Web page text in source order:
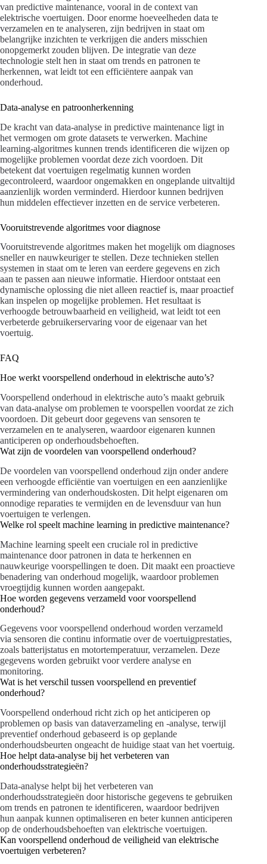
van predictive maintenance, vooral in de context van
elektrische voertuigen. Door enorme hoeveelheden data te
verzamelen en te analyseren, zijn bedrijven in staat om
belangrijke inzichten te verkrijgen die anders misschien
onopgemerkt zouden blijven. De integratie van deze
technologie stelt hen in staat om trends en patronen te
herkennen, wat leidt tot een efficiëntere aanpak van
onderhoud.
Data-analyse en patroonherkenning
De kracht van data-analyse in predictive maintenance ligt in
het vermogen om grote datasets te verwerken. Machine
learning-algoritmes kunnen trends identificeren die wijzen op
mogelijke problemen voordat deze zich voordoen. Dit
betekent dat voertuigen regelmatig kunnen worden
gecontroleerd, waardoor ongemakken en ongeplande uitvaltijd
aanzienlijk worden verminderd. Hierdoor kunnen bedrijven
hun middelen effectiever inzetten en de service verbeteren.
Vooruitstrevende algoritmes voor diagnose
Vooruitstrevende algoritmes maken het mogelijk om diagnoses
sneller en nauwkeuriger te stellen. Deze technieken stellen
systemen in staat om te leren van eerdere gegevens en zich
aan te passen aan nieuwe informatie. Hierdoor ontstaat een
dynamische oplossing die niet alleen reactief is, maar proactief
kan inspelen op mogelijke problemen. Het resultaat is
verhoogde betrouwbaarheid en veiligheid, wat leidt tot een
verbeterde gebruikerservaring voor de eigenaar van het
voertuig.
FAQ
Hoe werkt voorspellend onderhoud in elektrische auto’s?
Voorspellend onderhoud in elektrische auto’s maakt gebruik
van data-analyse om problemen te voorspellen voordat ze zich
voordoen. Dit gebeurt door gegevens van sensoren te
verzamelen en te analyseren, waardoor eigenaren kunnen
anticiperen op onderhoudsbehoeften.
Wat zijn de voordelen van voorspellend onderhoud?
De voordelen van voorspellend onderhoud zijn onder andere
een verhoogde efficiëntie van voertuigen en een aanzienlijke
vermindering van onderhoudskosten. Dit helpt eigenaren om
onnodige reparaties te vermijden en de levensduur van hun
voertuigen te verlengen.
Welke rol speelt machine learning in predictive maintenance?
Machine learning speelt een cruciale rol in predictive
maintenance door patronen in data te herkennen en
nauwkeurige voorspellingen te doen. Dit maakt een proactieve
benadering van onderhoud mogelijk, waardoor problemen
vroegtijdig kunnen worden aangepakt.
Hoe worden gegevens verzameld voor voorspellend
onderhoud?
Gegevens voor voorspellend onderhoud worden verzameld
via sensoren die continu informatie over de voertuigprestaties,
zoals batterijstatus en motortemperatuur, verzamelen. Deze
gegevens worden gebruikt voor verdere analyse en
monitoring.
Wat is het verschil tussen voorspellend en preventief
onderhoud?
Voorspellend onderhoud richt zich op het anticiperen op
problemen op basis van dataverzameling en -analyse, terwijl
preventief onderhoud gebaseerd is op geplande
onderhoudsbeurten ongeacht de huidige staat van het voertuig.
Hoe helpt data-analyse bij het verbeteren van
onderhoudsstrategieën?
Data-analyse helpt bij het verbeteren van
onderhoudsstrategieën door historische gegevens te gebruiken
om trends en patronen te identificeren, waardoor bedrijven
hun aanpak kunnen optimaliseren en beter kunnen anticiperen
op de onderhoudsbehoeften van elektrische voertuigen.
Kan voorspellend onderhoud de veiligheid van elektrische
voertuigen verbeteren?